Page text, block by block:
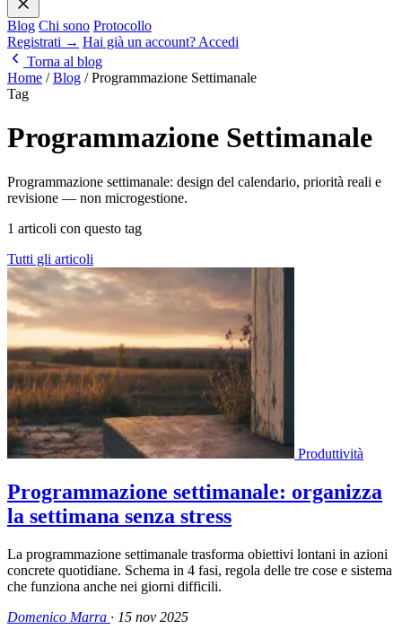
Blog Chi sono Protocollo
Registrati → Hai già un account? Accedi
Torna al blog
Home / Blog / Programmazione Settimanale
Tag
Programmazione Settimanale
Programmazione settimanale: design del calendario, priorità reali e
revisione — non microgestione.
1 articoli con questo tag
Tutti gli articoli
Produttività
Programmazione settimanale: organizza
la settimana senza stress
La programmazione settimanale trasforma obiettivi lontani in azioni
concrete quotidiane. Schema in 4 fasi, regola delle tre cose e sistema
che funziona anche nei giorni difficili.
Domenico Marra · 15 nov 2025